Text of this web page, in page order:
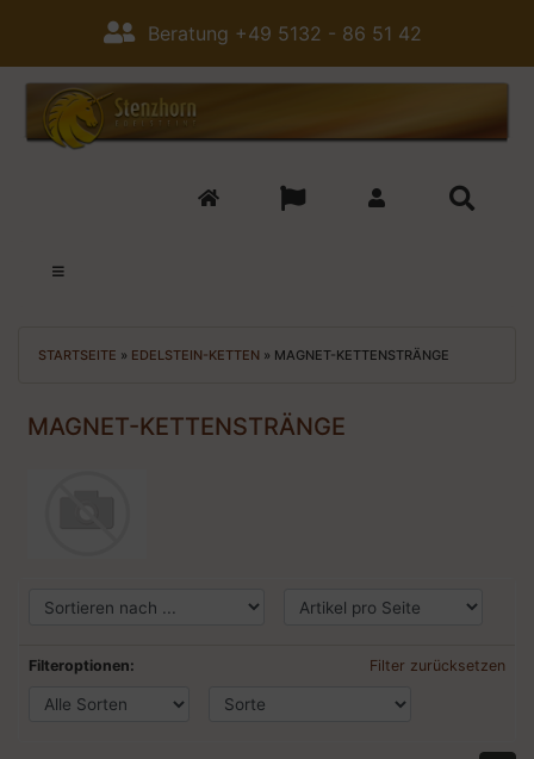
Beratung +49 5132 - 86 51 42
STARTSEITE » EDELSTEIN-KETTEN » MAGNET-KETTENSTRÄNGE
MAGNET-KETTENSTRÄNGE
Filteroptionen: Filter zurücksetzen